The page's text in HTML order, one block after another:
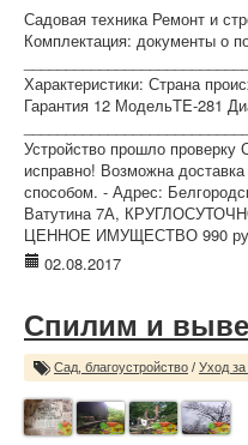
Садовая техника Ремонт и
Комплектация: документы о
Характеристики: Страна
Гарантия 12 МодельTE-281
Устройство прошло
исправно! Возможна
способом. - Адрес:
Ватутина 7А,
ЦЕННОЕ ИМУЩЕСТВО 990
02.08.2017
Спилим и
Сад, благоустройство / Уход за